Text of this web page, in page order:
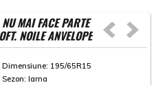
MAI FACE PARTE
NOILE ANVELOPE
Dimensiune: 195/65R15
Sezon: Iarna